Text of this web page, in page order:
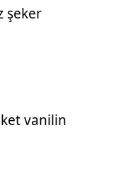
şeker
vanilin